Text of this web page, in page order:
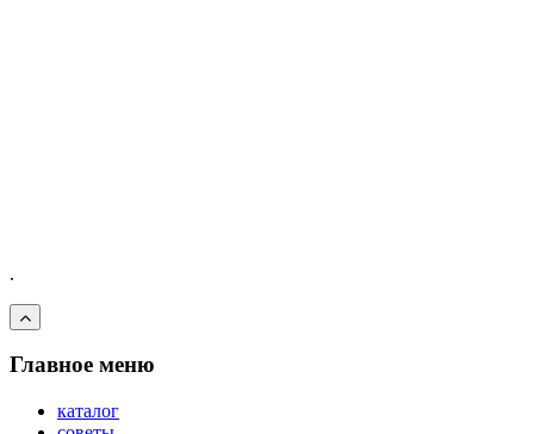
.
Главное меню
каталог